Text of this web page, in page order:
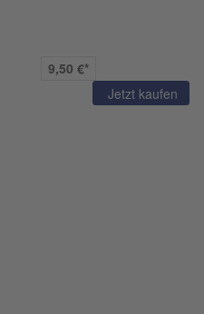
9,50 €*
Jetzt kaufen